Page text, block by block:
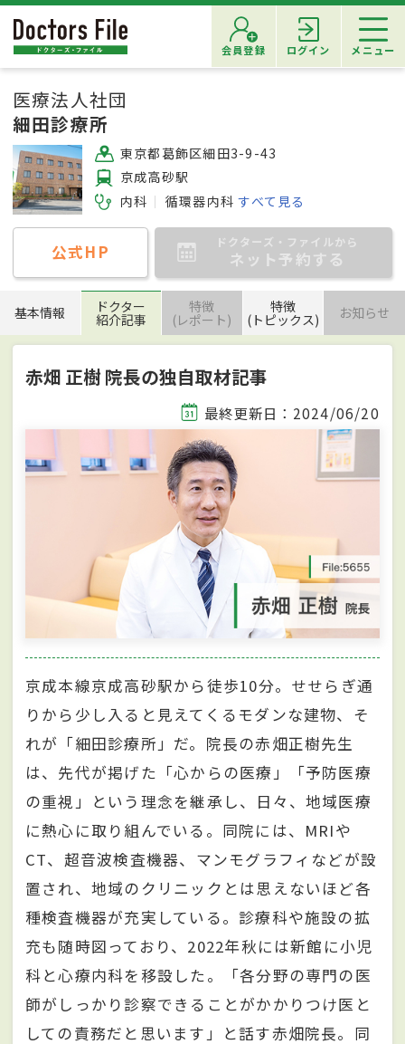
会員登録 ログイン メニュー
医療法人社団
細田診療所
東京都葛飾区細田3-9-43
京成高砂駅
内科
循環器内科 すべて見る
公式HP ドクターズ・ファイルから
ネット予約する
基本情報 ドクター
紹介記事
特徴
(レポート)
特徴
(トピックス) お知らせ
赤畑 正樹 院長の独自取材記事
最終更新日：2024/06/20
京成本線京成高砂駅から徒歩10分。せせらぎ通
りから少し入ると見えてくるモダンな建物、そ
れが「細田診療所」だ。院長の赤畑正樹先生
は、先代が掲げた「心からの医療」「予防医療
の重視」という理念を継承し、日々、地域医療
に熱心に取り組んでいる。同院には、MRIや
CT、超音波検査機器、マンモグラフィなどが設
置され、地域のクリニックとは思えないほど各
種検査機器が充実している。診療科や施設の拡
充も随時図っており、2022年秋には新館に小児
科と心療内科を移設した。「各分野の専門の医
師がしっかり診察できることがかかりつけ医と
しての責務だと思います」と話す赤畑院長。同